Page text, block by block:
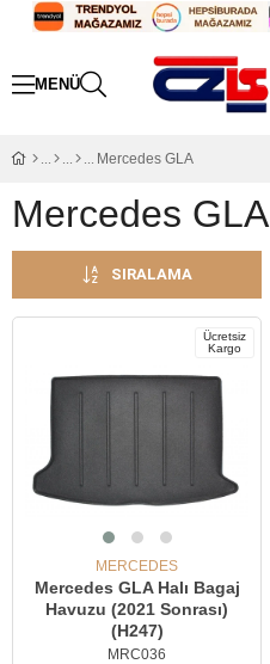
Mercedes GLA
Mercedes GLA
SIRALAMA
Ücretsiz
Kargo
MERCEDES
Mercedes GLA Halı Bagaj
Havuzu (2021 Sonrası)
(H247)
MRC036